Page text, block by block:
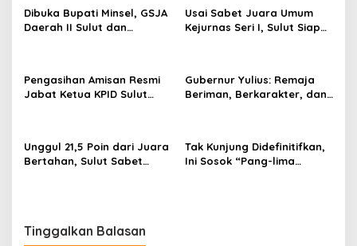
s
i
o
s
Dibuka Bupati Minsel, GSJA
Daerah II Sulut dan
Usai Sabet Juara Umum
Kejurnas Seri I, Sulut Siap
Pengasihan Amisan Resmi
Jabat Ketua KPID Sulut
Gubernur Yulius: Remaja
Beriman, Berkarakter, dan
Unggul 21,5 Poin dari Juara
Bertahan, Sulut Sabet
Tak Kunjung Didefinitifkan,
Ini Sosok “Pang-lima
Tinggalkan Balasan